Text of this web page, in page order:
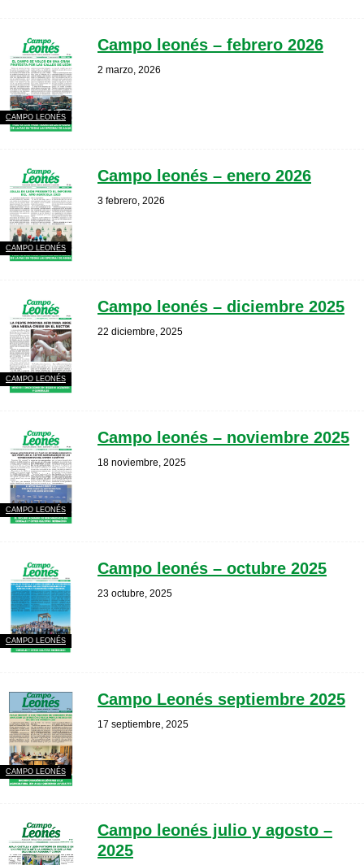
CAMPO LEONÉS
Campo leonés – febrero 2026
2 marzo, 2026
CAMPO LEONÉS
Campo leonés – enero 2026
3 febrero, 2026
CAMPO LEONÉS
Campo leonés – diciembre 2025
22 diciembre, 2025
CAMPO LEONÉS
Campo leonés – noviembre 2025
18 noviembre, 2025
CAMPO LEONÉS
Campo leonés – octubre 2025
23 octubre, 2025
CAMPO LEONÉS
Campo Leonés septiembre 2025
17 septiembre, 2025
Campo leonés julio y agosto –
2025